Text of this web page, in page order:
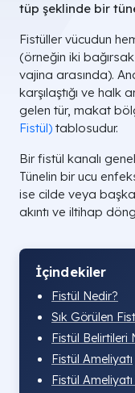
tüp şeklinde bir
Fistüller vücudun
(örneğin iki bağırsak
vajina arasında).
karşılaştığı ve halk
gelen tür, makat
Fistül) tablosudur.
Bir fistül kanalı
Tünelin bir ucu
ise cilde veya başka
akıntı ve iltihap
İçindekiler
Fistül Nedir?
Sık Görülen
Fistül Belirtileri
Fistül Ameliyatı​
Fistül